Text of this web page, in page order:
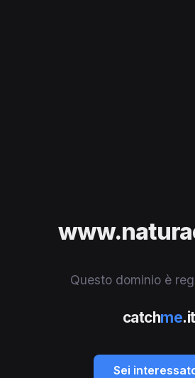
Questo dominio è
catchme.it
Sei